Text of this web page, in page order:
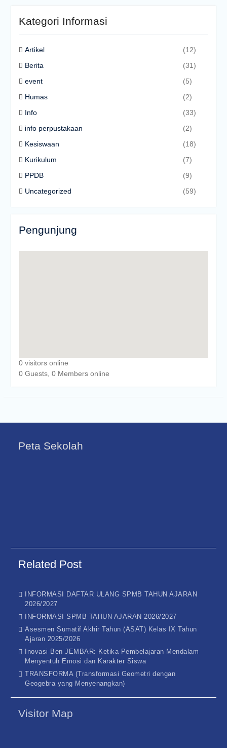
Kategori Informasi
Artikel
(12)
Berita
(31)
event
(5)
Humas
(2)
Info
(33)
info perpustakaan
(2)
Kesiswaan
(18)
Kurikulum
(7)
PPDB
(9)
Uncategorized
(59)
Pengunjung
0 visitors online
0 Guests, 0 Members online
Peta Sekolah
Related Post
INFORMASI DAFTAR ULANG SPMB TAHUN AJARAN
2026/2027
INFORMASI SPMB TAHUN AJARAN 2026/2027
Asesmen Sumatif Akhir Tahun (ASAT) Kelas IX Tahun
Ajaran 2025/2026
Inovasi Ben JEMBAR: Ketika Pembelajaran Mendalam
Menyentuh Emosi dan Karakter Siswa
TRANSFORMA (Transformasi Geometri dengan
Geogebra yang Menyenangkan)
Visitor Map